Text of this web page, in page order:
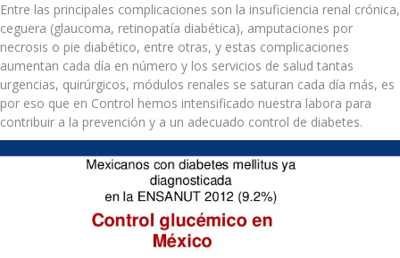
Entre las principales complicaciones son la insuficiencia renal crónica,
ceguera (glaucoma, retinopatía diabética), amputaciones por
necrosis o pie diabético, entre otras, y estas complicaciones
aumentan cada día en número y los servicios de salud tantas
urgencias, quirúrgicos, módulos renales se saturan cada día más, es
por eso que en Control hemos intensificado nuestra labora para
contribuir a la prevención y a un adecuado control de diabetes.